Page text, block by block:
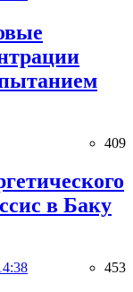
409
в Баку
453